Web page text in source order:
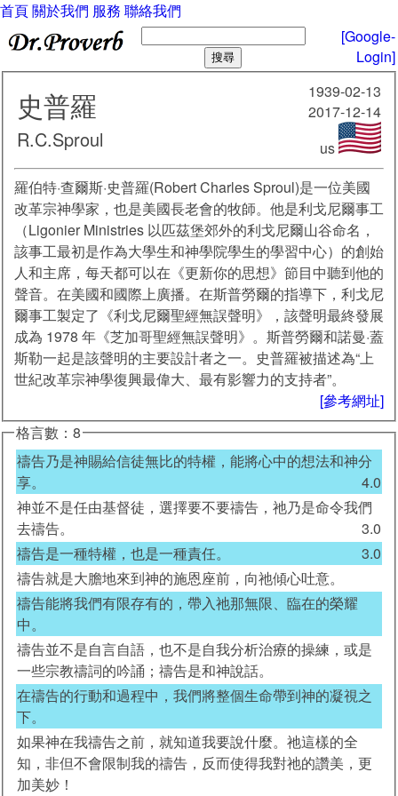
首頁關於我們 服務 聯絡我們
[Google-
Login]
史普羅
R.C.Sproul
1939-02-13
2017-12-14
us
羅伯特·查爾斯·史普羅(Robert Charles Sproul)是一位美國
改革宗神學家，也是美國長老會的牧師。他是利戈尼爾事工
（Ligonier Ministries 以匹茲堡郊外的利戈尼爾山谷命名，
該事工最初是作為大學生和神學院學生的學習中心）的創始
人和主席，每天都可以在《更新你的思想》節目中聽到他的
聲音。在美國和國際上廣播。在斯普勞爾的指導下，利戈尼
爾事工製定了《利戈尼爾聖經無誤聲明》，該聲明最終發展
成為 1978 年《芝加哥聖經無誤聲明》。斯普勞爾和諾曼·蓋
斯勒一起是該聲明的主要設計者之一。史普羅被描述為“上
世紀改革宗神學復興最偉大、最有影響力的支持者”。
[參考網址]
格言數：8
禱告乃是神賜給信徒無比的特權，能將心中的想法和神分
享。
4.0
神並不是任由基督徒，選擇要不要禱告，祂乃是命令我們
去禱告。
3.0
禱告是一種特權，也是一種責任。
3.0
禱告就是大膽地來到神的施恩座前，向祂傾心吐意。
禱告能將我們有限存有的，帶入祂那無限、臨在的榮耀
中。
禱告並不是自言自語，也不是自我分析治療的操練，或是
一些宗教禱詞的吟誦；禱告是和神說話。
在禱告的行動和過程中，我們將整個生命帶到神的凝視之
下。
如果神在我禱告之前，就知道我要說什麼。祂這樣的全
知，非但不會限制我的禱告，反而使得我對祂的讚美，更
加美妙！